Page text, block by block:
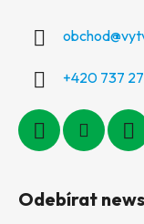
obchod@
+420 737
Odebírat